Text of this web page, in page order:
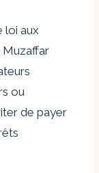
loi aux
Muzaffar
ou
de payer